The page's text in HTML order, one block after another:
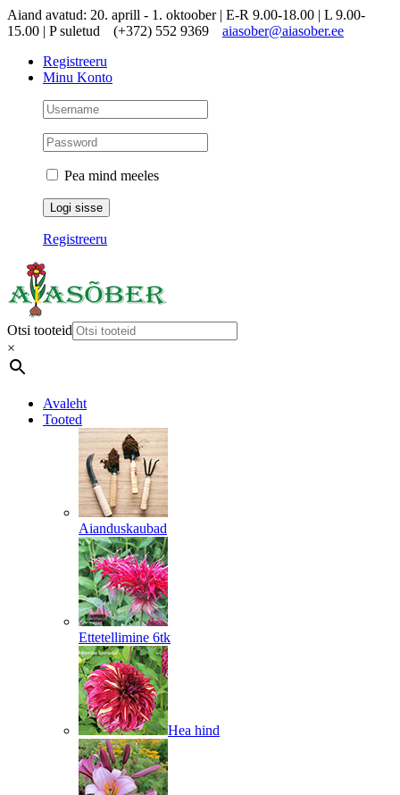
Skip
to
Aiand avatud: 20. aprill - 1. oktoober | E-R 9.00-18.00 | L 9.00-
15.00 | P suletud
(+372) 552 9369
aiasober@aiasober.ee
Registreeru
Minu Konto
Pea mind meeles
Registreeru
Otsi tooteid
×
Avaleht
Tooted
Aianduskaubad
Ettetellimine 6tk
Hea hind